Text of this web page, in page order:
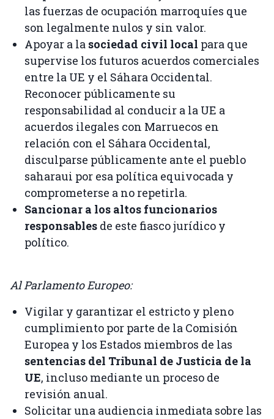
las fuerzas de ocupación marroquíes que
son legalmente nulos y sin valor.
Apoyar a la sociedad civil local para que
supervise los futuros acuerdos comerciales
entre la UE y el Sáhara Occidental.
Reconocer públicamente su
responsabilidad al conducir a la UE a
acuerdos ilegales con Marruecos en
relación con el Sáhara Occidental,
disculparse públicamente ante el pueblo
saharaui por esa política equivocada y
comprometerse a no repetirla.
Sancionar a los altos funcionarios
responsables de este fiasco jurídico y
político.
Al Parlamento Europeo:
Vigilar y garantizar el estricto y pleno
cumplimiento por parte de la Comisión
Europea y los Estados miembros de las
sentencias del Tribunal de Justicia de la
UE, incluso mediante un proceso de
revisión anual.
Solicitar una audiencia inmediata sobre las